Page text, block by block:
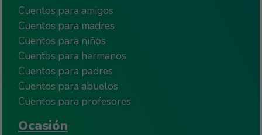
Cuentos para amigos
Cuentos para madres
Cuentos para niños
Cuentos para hermanos
Cuentos para padres
Cuentos para abuelos
Cuentos para profesores
Ocasión